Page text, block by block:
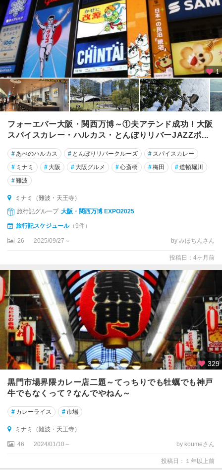
阪
駅
周
辺
・
十
三
大
阪
ベ
イ
エ
リ
ア
心
斎
・
淀
屋
阪
京
橋
ミ
ナ
（
難
波
・
王
）
1
フォーエバー大阪・関西万博～①夫アテンド成功！大阪
スパイスカレー・ハルカス・とんぼりリバーJAZZボ...
#あべのハルカス # とんぼりリバークルーズ # スパイスカレー
# ミナミ # 大阪 # 大阪グルメ #心斎橋 #梅田 #道頓堀川
#難波
ミナミ（難波・天王寺）
旅行記グループ 大阪・関西万博 EXPO2025
旅行記スケジュール（9件）
26 2025/09/27～ by みほちんさん
投稿日：4ヶ月前
329
黒門市場界隈カレー店二題～てっちりでも牡蠣でも神戸
牛でもなくって？なんでやねん～
# カレーライス #市場
ミナミ（難波・天王寺）
46 2024/01/10～ by koumeさん
投稿日：１年以上前